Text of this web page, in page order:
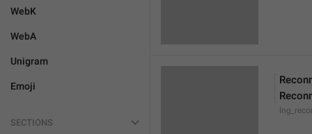
WebK
WebA
Unigram
Emoji
SECTIONS